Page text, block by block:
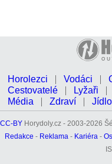
Horolezci Vodáci
Cestovatelé
Lyžaři
Média
Zdraví
CC-BY Horydoly.cz - 2003-2026
Redakce - Reklama- Kariéra-